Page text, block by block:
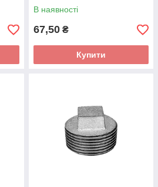
В наявності
67,50 ₴
Купити